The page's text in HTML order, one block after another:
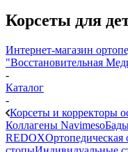
Корсеты для
Интернет-магазин
"Восстановительная
-
Каталог
-
Корсеты и корректоры
Коллагены Navimeso
REDOXОртопедическая